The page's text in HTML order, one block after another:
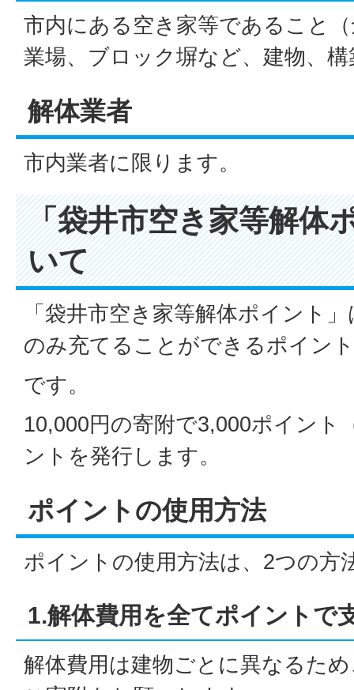
市内にある空き家等であること
業場、ブロック塀など、建物、構
解体業者
市内業者に限ります。
「袋井市空き家等解体
いて
「袋井市空き家等解体ポイント
のみ充てることができるポイント
です。
10,000円の寄附で3,000ポイント
ントを発行します。
ポイントの使用方法
ポイントの使用方法は、2つの方
1.解体費用を全てポイントで
解体費用は建物ごとに異なるた